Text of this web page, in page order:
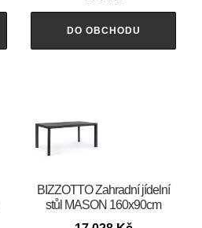
DO OBCHODU
BIZZOTTO Zahradní jídelní
stůl MASON 160x90cm